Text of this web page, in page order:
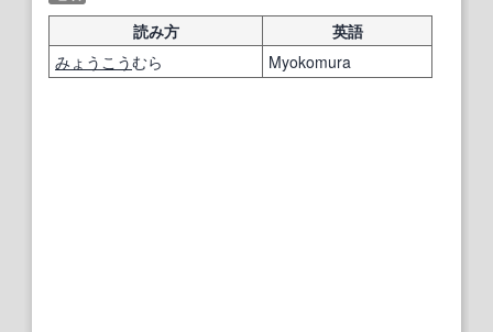
読み方
英語
みょうこうむら Myokomura